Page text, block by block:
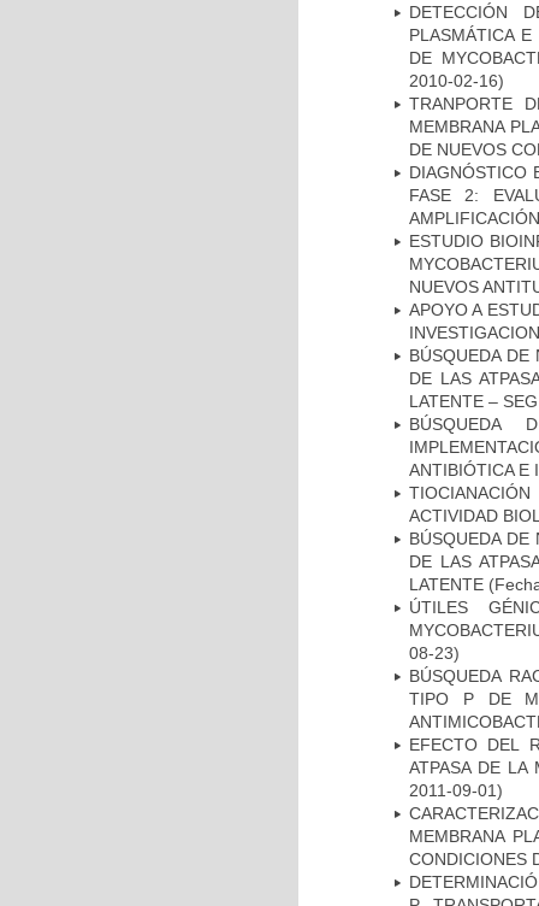
DETECCIÓN
PLASMÁTICA
DE
2010-02-16)
TRANPORTE
MEMBRANA
DE NUEVOS
DIAGNÓSTICO
FASE 2:
ESTUDIO
NUEVOS
APOYO A
BÚSQUEDA DE
DE LAS
LATENTE –
BÚSQUEDA
ANTIBIÓTICA E
ACTIVIDAD
BÚSQUEDA DE
DE LAS
LATENTE
ÚTILES
08-23)
BÚSQUEDA
TIPO P DE
EFECTO DEL
ATPASA DE LA
2011-09-01)
MEMBRANA
CONDICIONES